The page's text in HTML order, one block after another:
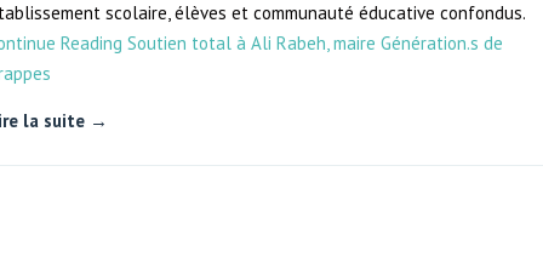
scolaire, élèves et communauté éducative confondus.
Reading Soutien total à Ali Rabeh, maire Génération.s de
la suite →